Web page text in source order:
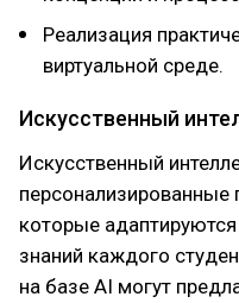
Реализация
виртуальной среде.
Искусственный
Искусственный
которые
знаний каждого
на базе AI могут